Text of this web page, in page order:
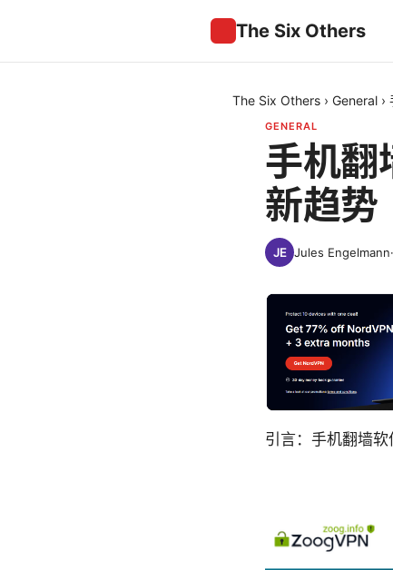
The Six Others
The Six Others › General ›
GENERAL
手机翻
新趋势
Jules Engelmann·
引言：手机翻墙